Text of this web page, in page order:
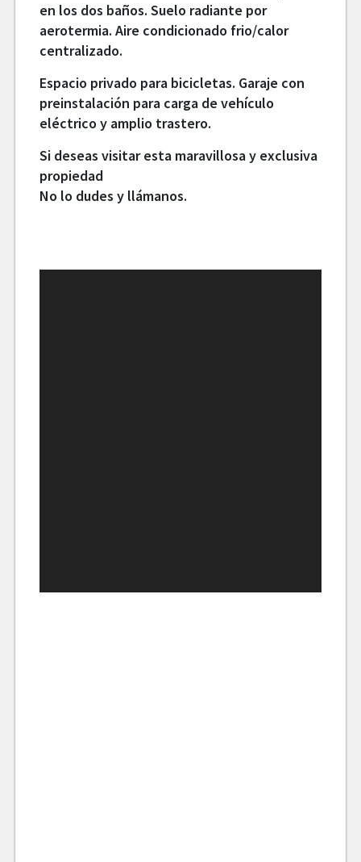
en los dos baños. Suelo radiante por
aerotermia. Aire condicionado frio/calor
centralizado.
Espacio privado para bicicletas. Garaje con
preinstalación para carga de vehículo
eléctrico y amplio trastero.
Si deseas visitar esta maravillosa y exclusiva
propiedad
No lo dudes y llámanos.